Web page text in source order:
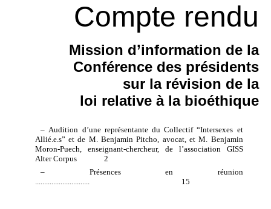
Compte rendu
Mission d’information de la
Conférence des présidents
sur la révision de la
loi relative à la bioéthique
– Audition d’une représentante du Collectif “Intersexes et
Allié.e.s” et de M. Benjamin Pitcho, avocat, et M. Benjamin
Moron-Puech, enseignant-chercheur, de l’association GISS
Alter Corpus
2
– Présences en réunion
15